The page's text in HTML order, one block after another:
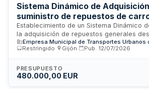
Sistema Dinámico de
suministro de repuestos de
elementos auxiliares de
EMTUSA Gijón
Establecimiento de un Sistema Dinámico
la adquisición de repuestos generales
carrocería y elementos auxiliares de la
urbanos operada por la Empresa
continua de piezas de recambio
mantenimiento y funcionamiento de los
Restringido
Gijón Pub. 12/07/2026
PRESUPUESTO
480.000,00 EUR